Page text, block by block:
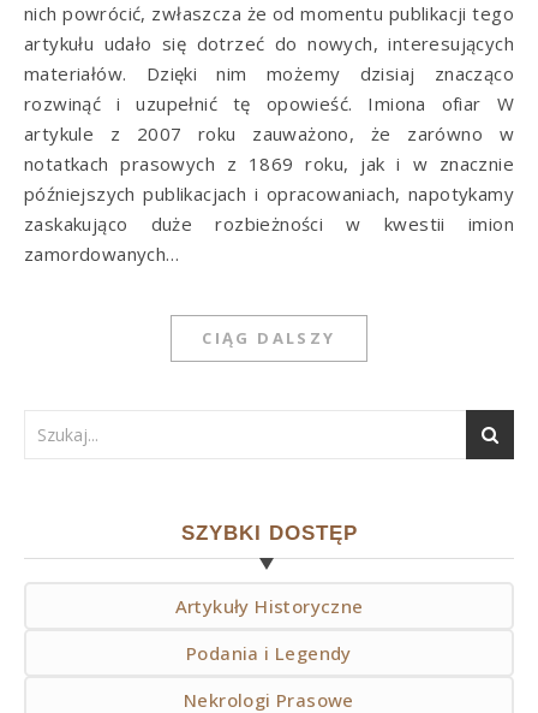
nich powrócić, zwłaszcza że od momentu publikacji tego
artykułu udało się dotrzeć do nowych, interesujących
materiałów. Dzięki nim możemy dzisiaj znacząco
rozwinąć i uzupełnić tę opowieść. Imiona ofiar W
artykule z 2007 roku zauważono, że zarówno w
notatkach prasowych z 1869 roku, jak i w znacznie
późniejszych publikacjach i opracowaniach, napotykamy
zaskakująco duże rozbieżności w kwestii imion
zamordowanych…
CIĄG DALSZY
SZYBKI DOSTĘP
Artykuły Historyczne
Podania i Legendy
Nekrologi Prasowe